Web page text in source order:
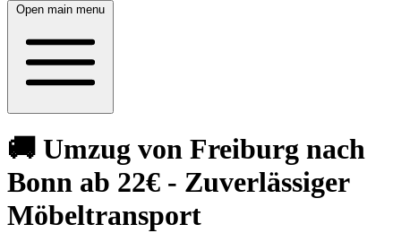
Open main menu
🚚 Umzug von Freiburg nach
Bonn ab 22€ - Zuverlässiger
Möbeltransport